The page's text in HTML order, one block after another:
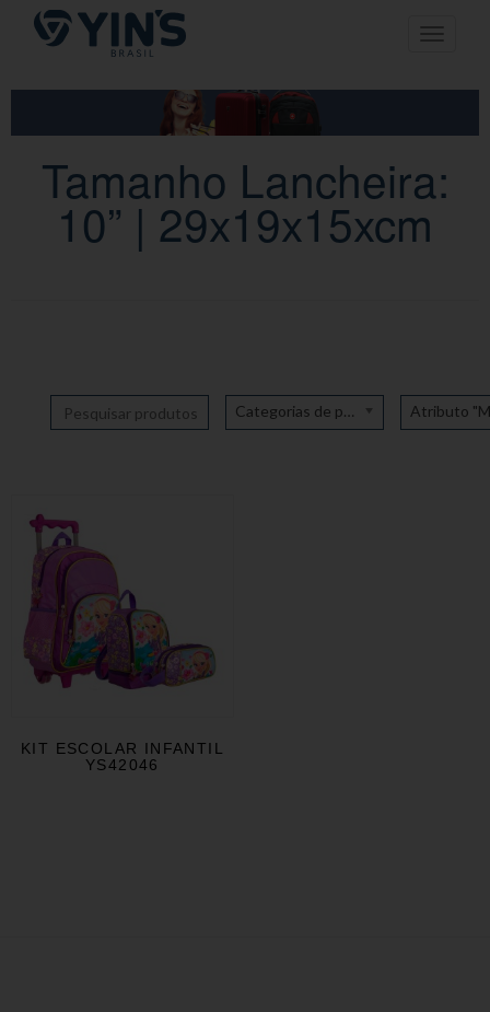
Pular
para
conteúdo
Toggle
Tamanho Lancheira:
10” | 29x19x15xcm
Categorias de produto
KIT ESCOLAR INFANTIL
YS42046